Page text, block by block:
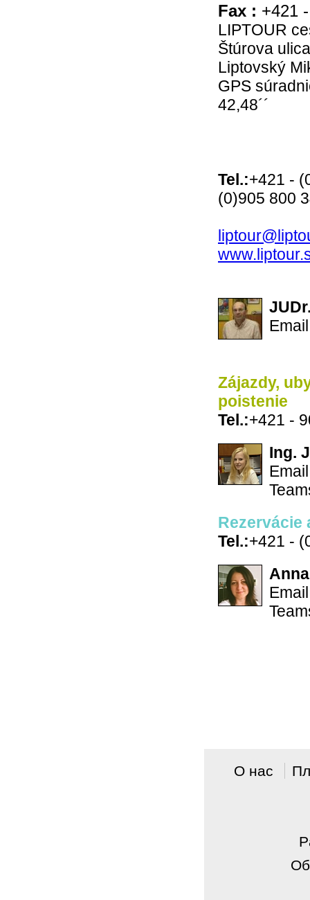
Fax : +421
LIPTOUR
Štúrova
Liptovský
GPS
42,48´´
Tel.:+421 -
(0)905 800
Zájazdy,
poistenie
Tel.:+421 -
Ing.
Rezervácie
Tel.:+421 -
О нас